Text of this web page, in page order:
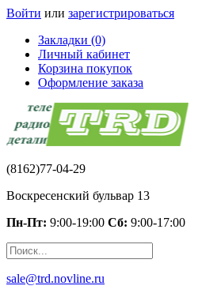
Войти или зарегистрироваться
Закладки (0)
Личный кабинет
Корзина покупок
Оформление заказа
(8162)77-04-29
Воскресенский бульвар 13
Пн-Пт: 9:00-19:00 Сб: 9:00-17:00
sale@trd.novline.ru